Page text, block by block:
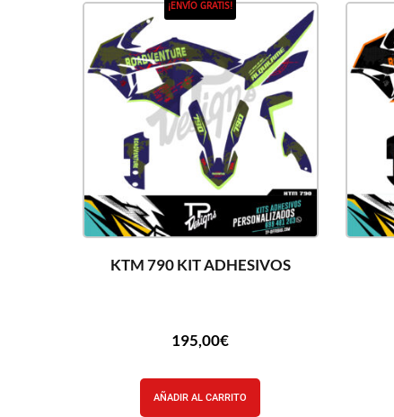
¡ENVÍO GRATIS!
KTM 790 KIT ADHESIVOS
195,00€
AÑADIR AL CARRITO